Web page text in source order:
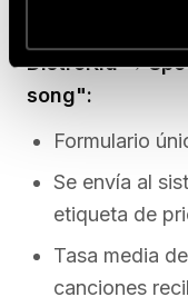
Aquí es donde
DistroKid →
song":
Formulario
Se envía al
etiqueta de
Tasa media
canciones